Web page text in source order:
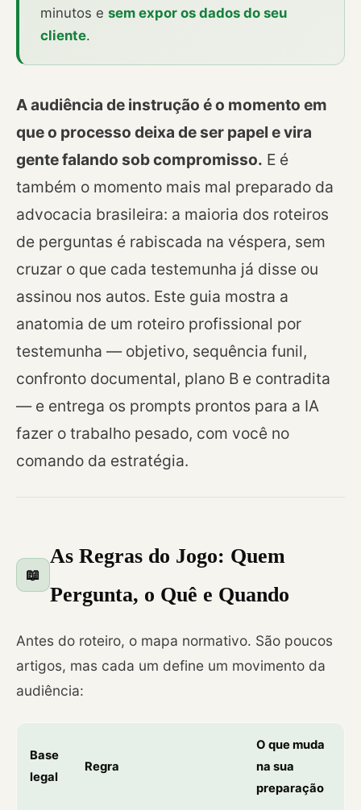
minutos e sem expor os dados do seu
cliente.
A audiência de instrução é o momento em
que o processo deixa de ser papel e vira
gente falando sob compromisso. E é
também o momento mais mal preparado da
advocacia brasileira: a maioria dos roteiros
de perguntas é rabiscada na véspera, sem
cruzar o que cada testemunha já disse ou
assinou nos autos. Este guia mostra a
anatomia de um roteiro profissional por
testemunha — objetivo, sequência funil,
confronto documental, plano B e contradita
— e entrega os prompts prontos para a IA
fazer o trabalho pesado, com você no
comando da estratégia.
📖
As Regras do Jogo: Quem
Pergunta, o Quê e Quando
Antes do roteiro, o mapa normativo. São poucos
artigos, mas cada um define um movimento da
audiência:
Base
legal
Regra
O que muda
na sua
preparação